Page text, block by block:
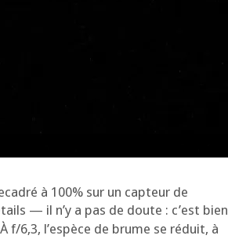
à 100% sur un cap­teur de
— il n’y a pas de doute : c’est bien
f/6,3, l’es­pèce de brume se réduit, à